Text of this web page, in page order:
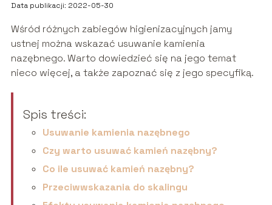
Data publikacji: 2022-05-30
Wśród różnych zabiegów higienizacyjnych jamy
ustnej można wskazać usuwanie kamienia
nazębnego. Warto dowiedzieć się na jego temat
nieco więcej, a także zapoznać się z jego specyfiką.
Spis treści:
Usuwanie kamienia nazębnego
Czy warto usuwać kamień nazębny?
Co ile usuwać kamień nazębny?
Przeciwwskazania do skalingu